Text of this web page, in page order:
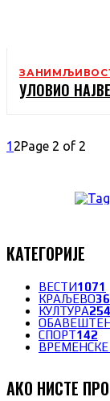
УЛОВИО
1 2Page 2 of 2
КАТЕГОРИЈЕ
ВЕСТИ1071
КРАЉЕВО
КУЛТУРА254
СПОРТ142
АКО НИСТЕ